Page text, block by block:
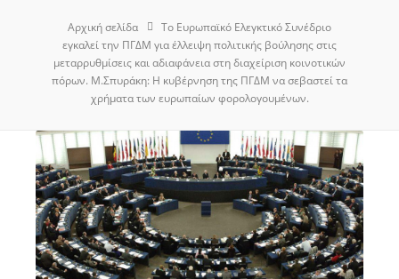
Αρχική σελίδα
Το Ευρωπαϊκό Ελεγκτικό Συνέδριο
εγκαλεί την ΠΓΔΜ για έλλειψη πολιτικής βούλησης στις
μεταρρυθμίσεις και αδιαφάνεια στη διαχείριση κοινοτικών
πόρων. Μ.Σπυράκη: Η κυβέρνηση της ΠΓΔΜ να σεβαστεί τα
χρήματα των ευρωπαίων φορολογουμένων.